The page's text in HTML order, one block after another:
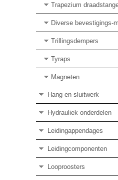
Trapezium
Diverse bevestigings-
Trillingsdempers
Tyraps
Magneten
Hang en sluitwerk
Hydrauliek onderdelen
Leidingappendages
Leidingcomponenten
Looproosters